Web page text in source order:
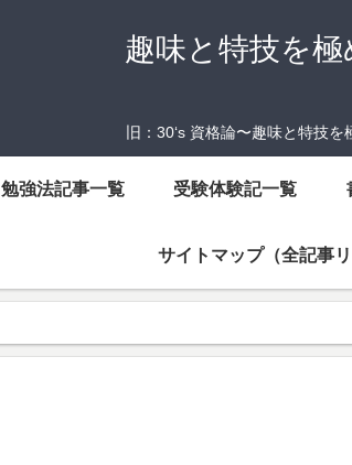
趣味と特技を
旧：30‘s 資格論〜趣味と特技を
勉強法記事一覧 受験体験記一覧
サイトマップ（全記事リ